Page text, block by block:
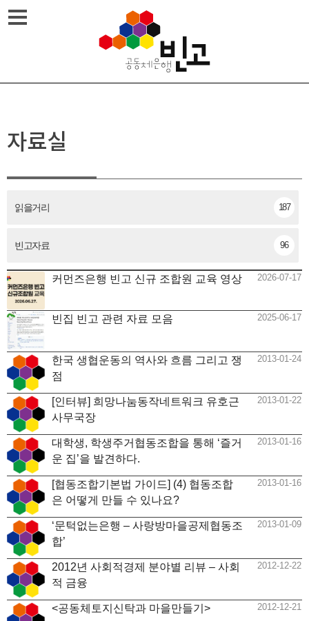
Skip
to
자료실
읽을거리 187
빈고자료 96
커먼즈은행 빈고 신규 조합원 교육 영상 2026-07-17
빈집 빈고 관련 자료 모음 2025-06-17
한국 생협운동의 역사와 흐름 그리고 쟁
점
2013-01-24
[인터뷰] 희망나눔동작네트워크 유호근
사무국장
2013-01-22
대학생, 학생주거협동조합을 통해 ‘즐거
운 집’을 발견하다.
2013-01-16
[협동조합기본법 가이드] (4) 협동조합
은 어떻게 만들 수 있나요?
2013-01-16
‘문턱없는은행 – 사랑방마을공제협동조
합’
2013-01-09
2012년 사회적경제 분야별 리뷰 – 사회
적 금융
2012-12-22
<공동체토지신탁과 마을만들기> 2012-12-21